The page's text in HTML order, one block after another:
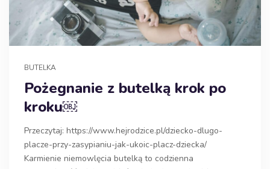
BUTELKA
Pożegnanie z butelką krok po
kroku￼
Przeczytaj: https://www.hejrodzice.pl/dziecko-dlugo-
placze-przy-zasypianiu-jak-ukoic-placz-dziecka/
Karmienie niemowlęcia butelką to codzienna